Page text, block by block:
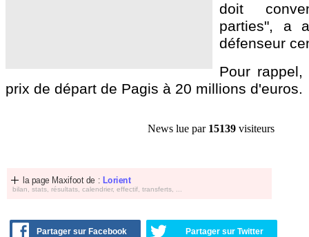
doit
parties", a
défenseur
Pour
prix de départ de Pagis à 20 millions d'euros.
News lue par 15139 visiteurs
la page Maxifoot de : Lorient
bilan, stats, résultats, calendrier, effectif, transferts, ...
Partager sur Facebook Partager sur Twitter